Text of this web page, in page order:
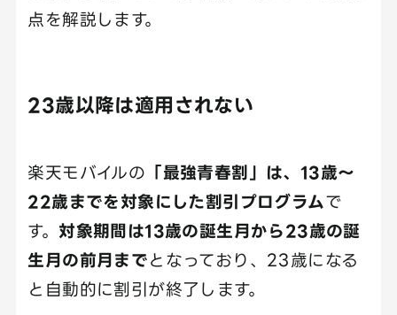
点を解説します。
23歳以降は適用されない
楽天モバイルの 「最強青春割」は、13歳〜
22歳までを対象にした割引プログラムで
す。 対象期間は13歳の誕生月から23歳の誕
生月の前月までとなっており、23歳になる
と自動的に割引が終了します。